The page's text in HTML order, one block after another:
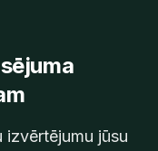
izvērtējumu jūsu